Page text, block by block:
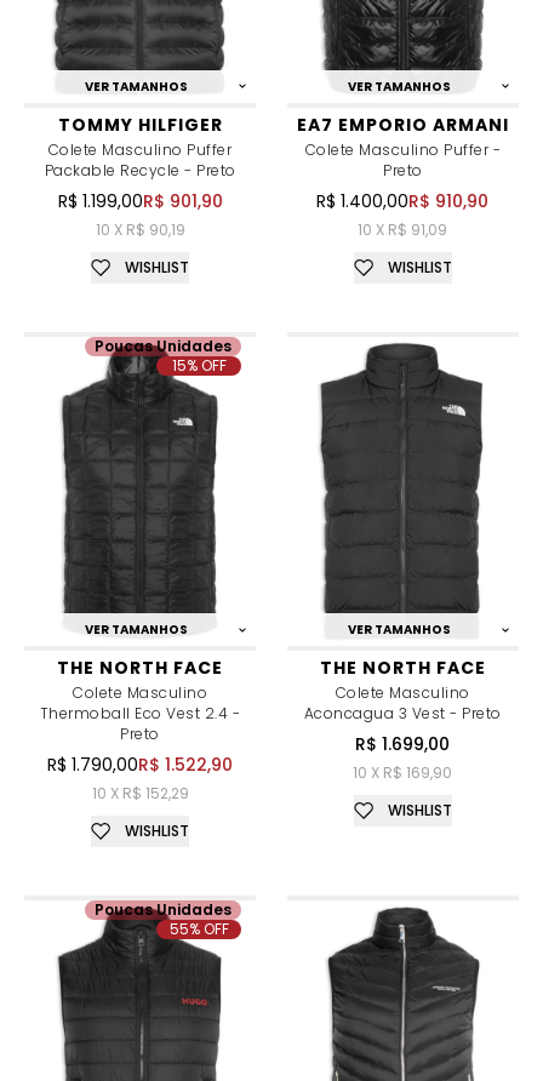
VER TAMANHOS
TOMMY HILFIGER
Colete Masculino Puffer
Packable Recycle - Preto
R$ 1.199,00R$ 901,90
10 X R$ 90,19
WISHLIST
VER TAMANHOS
EA7 EMPORIO ARMANI
Colete Masculino Puffer -
Preto
R$ 1.400,00R$ 910,90
10 X R$ 91,09
WISHLIST
VER TAMANHOS
THE NORTH FACE
Colete Masculino
Thermoball Eco Vest 2.4 -
Preto
R$ 1.790,00R$ 1.522,90
10 X R$ 152,29
Poucas Unidades
15% OFF
WISHLIST
VER TAMANHOS
THE NORTH FACE
Colete Masculino
Aconcagua 3 Vest - Preto
R$ 1.699,00
10 X R$ 169,90
WISHLIST
Poucas Unidades
55% OFF